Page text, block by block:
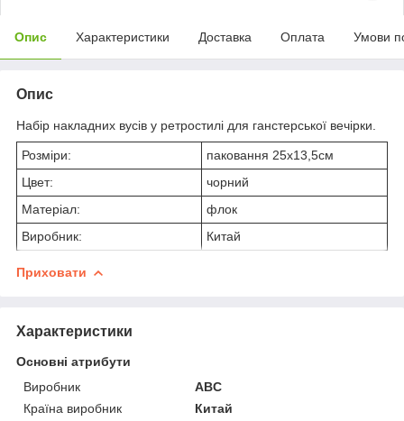
Опис Характеристики Доставка Оплата Умови
Опис
Набір накладних вусів у ретростилі для ганстерської вечірки.
Розміри:
паковання 25х13,5см
Цвет:
чорний
Матеріал:
флок
Виробник:
Китай
Приховати
Характеристики
Основні атрибути
Виробник
ABC
Країна виробник
Китай